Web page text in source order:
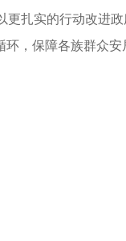
扎实的行动改进
，保障各族群众